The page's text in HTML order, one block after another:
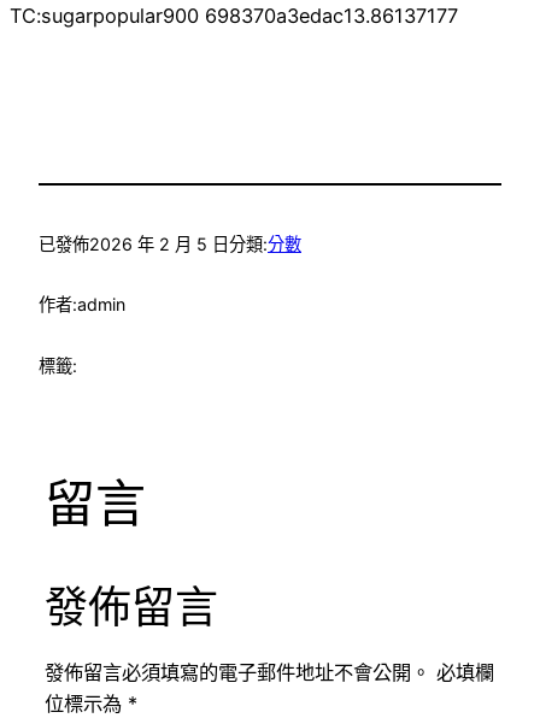
TC:sugarpopular900 698370a3edac13.86137177
已發佈2026 年 2 月 5 日分類:分數
作者:admin
標籤:
留言
發佈留言
發佈留言必須填寫的電子郵件地址不會公開。 必填欄
位標示為 *